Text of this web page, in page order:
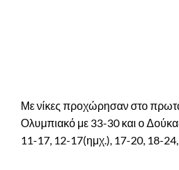
Με νίκες προχώρησαν στο
Ολυμπιακό με 33-30 και ο
11-17, 12-17(ημχ.), 17-20, 18-